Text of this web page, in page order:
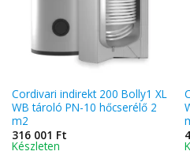
Cordivari indirekt 200 Bolly1 XL
WB tároló PN-10 hőcserélő 2
m2
316 001 Ft
Készleten